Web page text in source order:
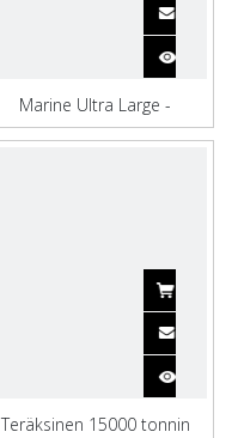
Marine Ultra Large -
kuljetuskonttialus
Teräksinen 15000 tonnin